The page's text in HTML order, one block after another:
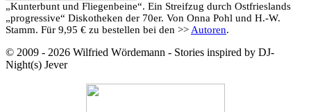
„Kunterbunt und Fliegenbeine“. Ein Streifzug durch Ostfrieslands
„progressive“ Diskotheken der 70er. Von Onna Pohl und H.-W.
Stamm. Für 9,95 € zu bestellen bei den >> Autoren.
© 2009 - 2026 Wilfried Wördemann - Stories inspired by DJ-
Night(s) Jever